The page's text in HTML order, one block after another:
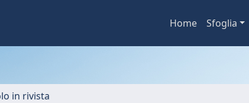
Home Sfoglia
in rivista